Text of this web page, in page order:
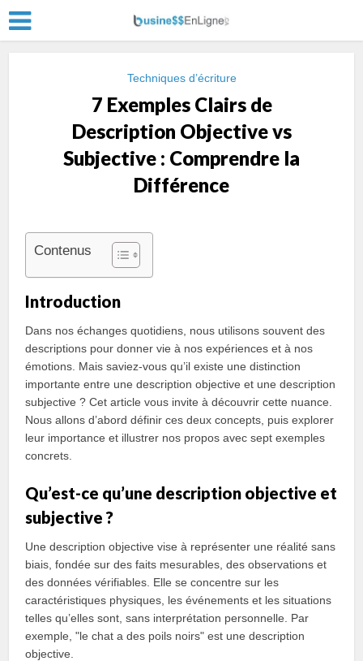
Techniques d’écriture
7 Exemples Clairs de
Description Objective vs
Subjective : Comprendre la
Différence
Contenus
Introduction
Dans nos échanges quotidiens, nous utilisons souvent des
descriptions pour donner vie à nos expériences et à nos
émotions. Mais saviez-vous qu’il existe une distinction
importante entre une description objective et une description
subjective ? Cet article vous invite à découvrir cette nuance.
Nous allons d’abord définir ces deux concepts, puis explorer
leur importance et illustrer nos propos avec sept exemples
concrets.
Qu’est-ce qu’une description objective et
subjective ?
Une description objective vise à représenter une réalité sans
biais, fondée sur des faits mesurables, des observations et
des données vérifiables. Elle se concentre sur les
caractéristiques physiques, les événements et les situations
telles qu’elles sont, sans interprétation personnelle. Par
exemple, "le chat a des poils noirs" est une description
objective.